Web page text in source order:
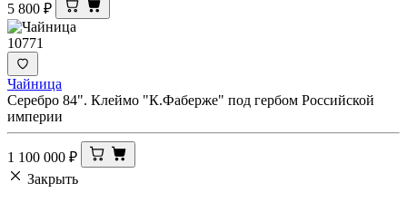
5 800 ₽
10771
Чайница
Серебро 84". Клеймо "К.Фаберже" под гербом Российской
империи
1 100 000 ₽
Закрыть